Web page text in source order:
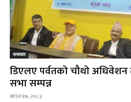
समाचार
डिएलए पर्वतको चौथो अधिवेशन
सभा सम्पन्न
साउन १७, २०८३